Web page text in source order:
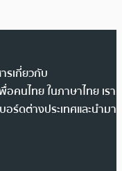
รเกี่ยวกับ
คนไทย ในภาษาไทย เรา
ร์ดต่างประเทศและนำมา